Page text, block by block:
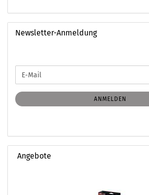
Newsletter-Anmeldung
ZUR
ANMELDUNG
E-
Mail
ANMELDEN
Angebote